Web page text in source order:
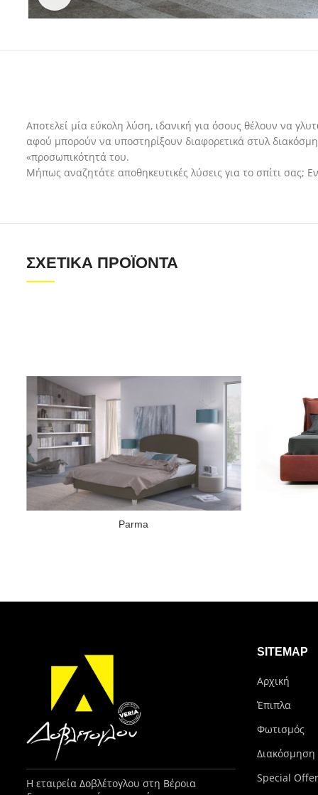
Αποτελεί μία εύκολη λύση, ιδανική για όσους θέλουν να
αφού μπορούν να υποστηρίξουν διαφορετικά στυλ
«προσωπικότητά του.
Μήπως αναζητάτε αποθηκευτικές λύσεις για το σπίτι σας;
ΣΧΕΤΙΚΆ ΠΡΟΪΌΝΤΑ
Parma
Η εταιρεία Δοβλέτογλου στη Βέροια
SITEMAP
Αρχική
Έπιπλα
Φωτισμός
Διακόσμηση
Special